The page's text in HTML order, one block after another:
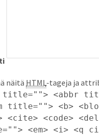
näitä HTML-tageja ja
title=""> <abbr
title=""> <b>
<cite> <code> <del
<em> <i> <q